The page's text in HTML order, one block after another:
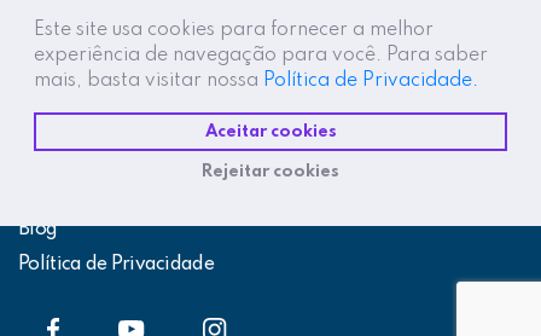
Este site usa cookies para fornecer a melhor
experiência de navegação para você. Para saber
mais, basta visitar nossa Política de Privacidade.
Aceitar cookies
Rejeitar cookies
Web App – Portal do Cliente
Intranets / Extranets
Integração Construtor de Vendas
Destaques
Blog
Política de Privacidade